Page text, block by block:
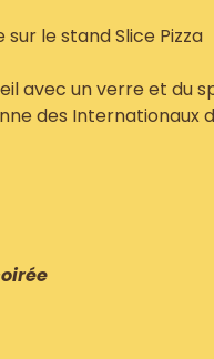
le stand Slice Pizza
avec un verre et du
des Internationaux